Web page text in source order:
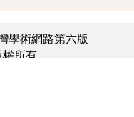
學術網路第六版
權所有